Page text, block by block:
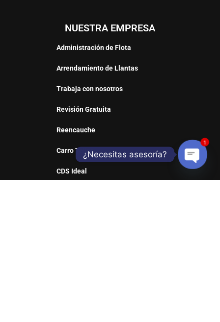
NUESTRA EMPRESA
Administración de Flota
Arrendamiento de Llantas
Trabaja con nosotros
Revisión Gratuita
Reencauche
Carro Taller
CDS Ideal
¿Necesitas asesoría?
1